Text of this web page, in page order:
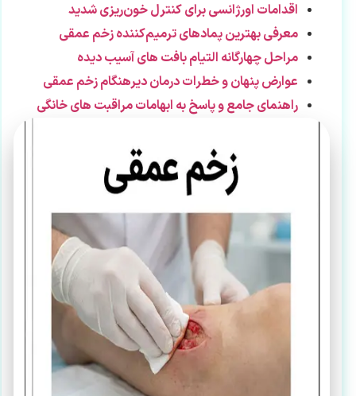
اقدامات اورژانسی برای کنترل خون‌ریزی شدید
معرفی بهترین پمادهای ترمیم‌کننده زخم عمقی
مراحل چهارگانه التیام بافت‌ های آسیب‌ دیده
عوارض پنهان و خطرات درمان دیرهنگام زخم عمقی
راهنمای جامع و پاسخ به ابهامات مراقبت‌ های خانگی